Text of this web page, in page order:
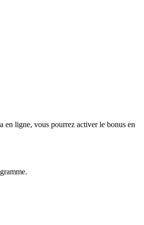
en ligne, vous pourrez activer le bonus en